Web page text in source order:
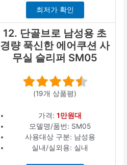
최저가 확인
12. 단골브로 남성용 초
경량 푹신한 에어쿠션 사
무실 슬리퍼 SM05
(19개 상품평)
가격:1만원대
모델명/품번: SM05
사용대상 구분: 남성용
실내/실외용: 실내